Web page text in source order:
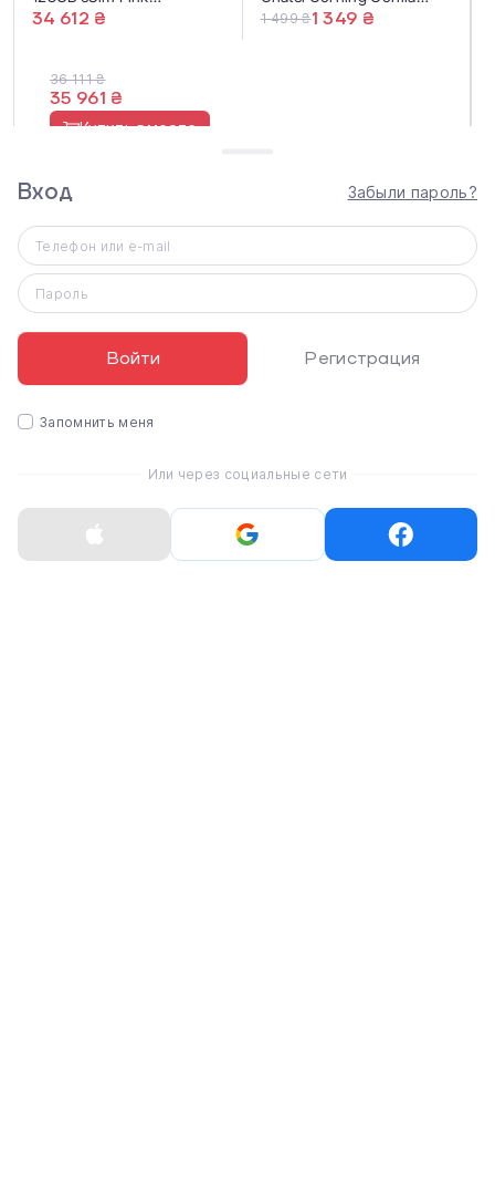
(MXUV3)
34 612 ₴
Glass with Mesh для
1 499 ₴1 349 ₴
36 111 ₴
35 961 ₴
Купить вместе
Apple iPhone 16 Plus
Созданные для Apple Intelligence с совершенно новым
чипом A18, обе модели оснащены
усовершенствованным управлением камерой,
Action для быстрого доступа к полезным функциям и
Вход Забыли пароль?
Телефон или e-mail
Пароль
Войти Регистрация
Запомнить меня
Или через социальные сети